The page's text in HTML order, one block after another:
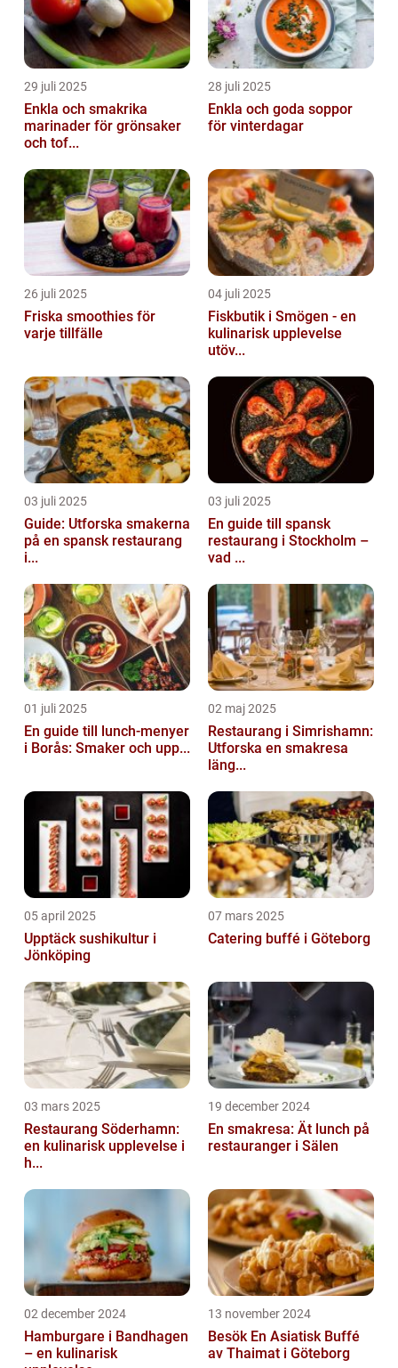
29 juli 2025
Enkla och smakrika
marinader för grönsaker
och tof...
28 juli 2025
Enkla och goda soppor
för vinterdagar
26 juli 2025
Friska smoothies för
varje tillfälle
04 juli 2025
Fiskbutik i Smögen - en
kulinarisk upplevelse
utöv...
03 juli 2025
Guide: Utforska smakerna
på en spansk restaurang
i...
03 juli 2025
En guide till spansk
restaurang i Stockholm –
vad ...
01 juli 2025
En guide till lunch-menyer
i Borås: Smaker och upp...
02 maj 2025
Restaurang i Simrishamn:
Utforska en smakresa
läng...
05 april 2025
Upptäck sushikultur i
Jönköping
07 mars 2025
Catering buffé i Göteborg
03 mars 2025
Restaurang Söderhamn:
en kulinarisk upplevelse i
h...
19 december 2024
En smakresa: Ät lunch på
restauranger i Sälen
02 december 2024
Hamburgare i Bandhagen
– en kulinarisk
13 november 2024
Besök En Asiatisk Buffé
av Thaimat i Göteborg